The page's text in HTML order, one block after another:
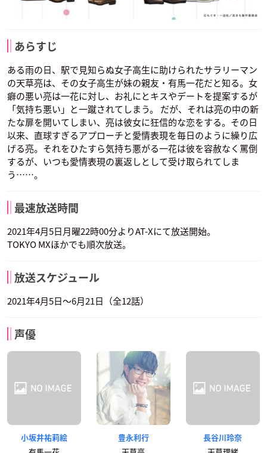
あらすじ
ある雨の日、駅で見知らぬ女子高生に助けられたサラリーマン
の天草亮は、その女子高生が妹の親友・有馬一花だと知る。女
癖の悪い亮は一花に対し、お礼にとキスやデートを提案するが
「気持ち悪い」と一蹴されてしまう。 だが、それは亮の中の新
たな扉を開いてしまい、亮は彼女に狂信的な恋をする。その日
以来、直球すぎるアプローチと愛情表現を毎日のように繰り広
げる亮。それをひたすら気持ち悪がる一花は彼を容赦なく罵倒
するが、いつも愛情表現の裏返しとして受け取られてしま
う……。
最速放送時間
2021年4月5日月曜22時00分よりAT-Xにて放送開始。
TOKYO MXほかでも順次放送。
放送スケジュール
2021年4月5日〜6月21日（全12話）
声優
小坂井祐莉絵 豊永利行 長谷川玲奈